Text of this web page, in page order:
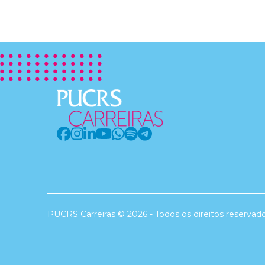
PUCRS Carreiras © 2026 - Todos os direitos